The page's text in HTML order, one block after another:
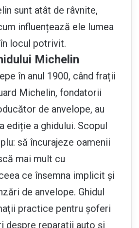
sunt atât de râvnite,
influențează ele lumea
locul potrivit.
Michelin
în anul 1900, când frații
Michelin, fondatorii
de anvelope, au
ediție a ghidului. Scopul
să încurajeze oamenii
mai mult cu
ce însemna implicit și
de anvelope. Ghidul
practice pentru șoferi
despre reparații auto și